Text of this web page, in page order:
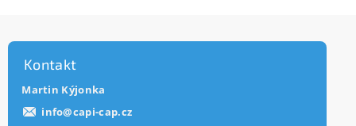
Kontakt
Martin Kýjonka
info@capi-cap.cz